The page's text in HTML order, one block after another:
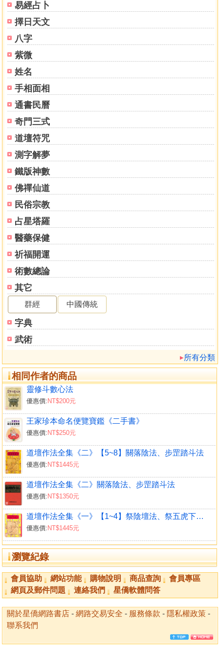
易經占卜
擇日天文
八字
紫微
姓名
手相面相
通書民曆
奇門三式
道壇符咒
測字解夢
鐵版神數
佛禪仙道
民俗宗教
占星塔羅
醫藥保健
祈福開運
術數總論
其它
群經 中國傳統
字典
武術
所有分類
相同作者的商品
靈修斗數心法
優惠價: NT$200元
王家珍本命名便覽寶鑑《二手書》
優惠價: NT$250元
道壇作法全集《二》【5~8】關落陰法、步罡踏斗法
優惠價: NT$1445元
道壇作法全集《二》關落陰法、步罡踏斗法
優惠價: NT$1350元
道壇作法全集《一》【1~4】祭陰壇法、祭五虎下山法
優惠價: NT$1445元
瀏覽紀錄
(五)屬水行業股份有限公司取名便覽(勿土)
叁、美容院取名格式
美容院取名便覽(勿土)
肆、飲食店取名格式
飲食店取名便覽(勿土)
伍、小吃店取名格式
小吃店取名便覽(勿土)陸、書局取名格式
書局取名便覽(勿金)
柒、文具行取名格式
文具行取名便覽(勿金)
捌、文具店取名格式
文具店取名便覽(勿金)
玖、旅行社取名格式
旅行社取名便覽(勿土)
拾、銀樓取名格式
銀樓取名便覽(勿火)
拾壹、補習班取名格式
補習班取名便覽(勿金)
拾貳、五金行取名格式
五金行取名便覽(勿火)
拾叁、檳榔取名格式
檳榔取名便覽(勿金)
拾肆、實業有限公司取名格式
(一)實業有限公司取名便覽(屬金行業勿火)
(二)實業有限公司取名便覽(屬水行業勿土)
(三)實業有限公司取名便覽(屬土行業勿木)
(四)實業有限公司取名便覽(屬火行業勿水)
(五)實業有限公司取名便覽(屬木行業勿金)
拾伍、企業社取名格式
(一)企業社取名便覽(屬金行業勿火)
(三)企業社取名便覽(屬木行業勿金)
(四)企業社取名便覽(屬水行業勿土)
(五)企業社取名便覽(屬土行業勿木)
第三章 公司行號主格從格命名範式
一、商號 二、髮廊 三、藥局 四、茶行 五、書局 六、銀樓
七、酒廊 八、檳榔 九、中藥房 十、文具行
十一、照相館 十二、餐廳 十三、飲食店 十四、小吃店 十
五、麵包店 十六、旅社 十七、水電行 十八、電器行 十九、
補習班 二十、幼稚園
廿一、企業社 廿二、實業社 廿三、超級市場 廿四、福利中
心 廿五、便利商店 廿六、量販站 廿七、建設公司 廿八、房
屋仲介公司 廿九、家教中心 三十、五金行
卅一、機車行 卅二、出版社 卅三、雜誌社 卅四、精品屋 卅
五、飯店 卅六、旅社 卅七、鮮花店 卅八、材料行 卅九、自
助餐 四十、有限公司
四一、股份有限公司 四二、鐘錶行 四三、鐘錶公司 四四、
鐘錶眼鏡行 四五、鐘錶眼鏡公司 四六、百貨公司 四七、傢
具行 四八、洗衣店 四九、汽車旅館 五十、服飾店
五、搬家公司 五六、佛具店 五七、代書事務所 五八、皮鞋
店 五九、素食店 六十、海產店
六一、KTV 六二、國術館 六三、煤氣行 六四、診所 六五、
會員協助 網站功能 購物說明 商品查詢
會員專區
網頁及郵件問題
連絡我們 星僑軟體問答
關於星僑網路書店 - 網路交易安全 - 服務條款 - 隱私權政策 -
聯系我們